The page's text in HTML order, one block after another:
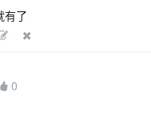
有了
0